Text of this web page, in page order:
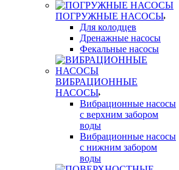
ПОГРУЖНЫЕ НАСОСЫ
Для колодцев
Дренажные насосы
Фекальные насосы
ВИБРАЦИОННЫЕ
НАСОСЫ
Вибрационные насосы
с верхним забором
воды
Вибрационные насосы
с нижним забором
воды